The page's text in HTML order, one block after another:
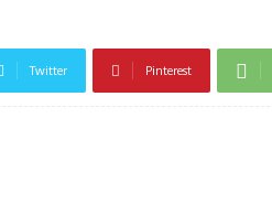
Twitter Pinterest